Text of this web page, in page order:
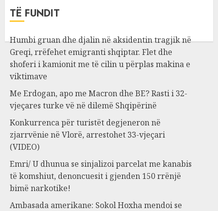
TË FUNDIT
Humbi gruan dhe djalin në aksidentin tragjik në
Greqi, rrëfehet emigranti shqiptar. Flet dhe
shoferi i kamionit me të cilin u përplas makina e
viktimave
Me Erdogan, apo me Macron dhe BE? Rasti i 32-
vjeçares turke vë në dilemë Shqipërinë
Konkurrenca për turistët degjeneron në
zjarrvënie në Vlorë, arrestohet 33-vjeçari
(VIDEO)
Emri/ U dhunua se sinjalizoi parcelat me kanabis
të komshiut, denoncuesit i gjenden 150 rrënjë
bimë narkotike!
Ambasada amerikane: Sokol Hoxha mendoi se